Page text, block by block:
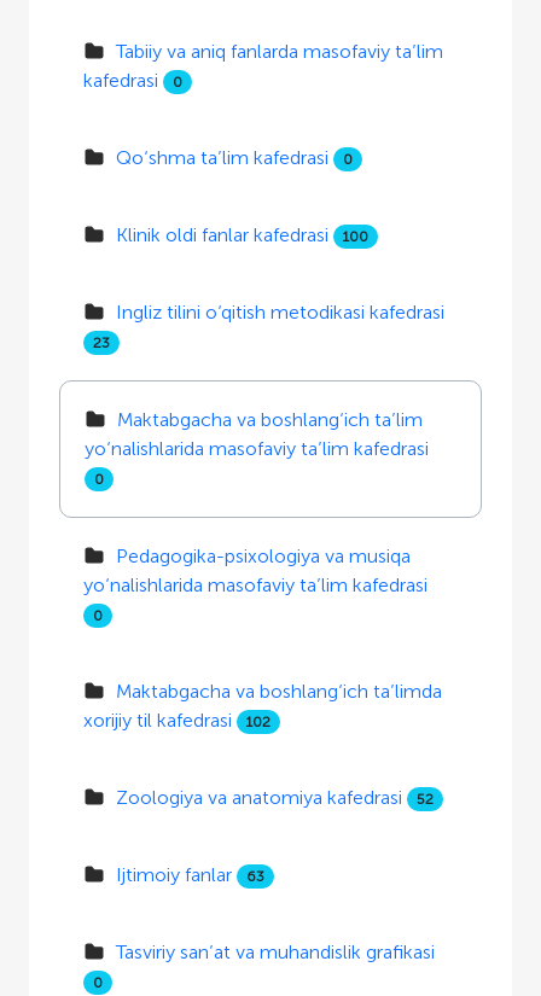
Tabiiy va aniq fanlarda masofaviy ta’lim
kafedrasi
0
Qo‘shma ta’lim kafedrasi 0
Klinik oldi fanlar kafedrasi 100
Ingliz tilini o‘qitish metodikasi kafedrasi
23
Maktabgacha va boshlang‘ich ta’lim
yo‘nalishlarida masofaviy ta’lim kafedrasi
0
Pedagogika-psixologiya va musiqa
yo‘nalishlarida masofaviy ta’lim kafedrasi
0
Maktabgacha va boshlang‘ich ta’limda
xorijiy til kafedrasi
102
Zoologiya va anatomiya kafedrasi 52
Ijtimoiy fanlar 63
Tasviriy san’at va muhandislik grafikasi
0